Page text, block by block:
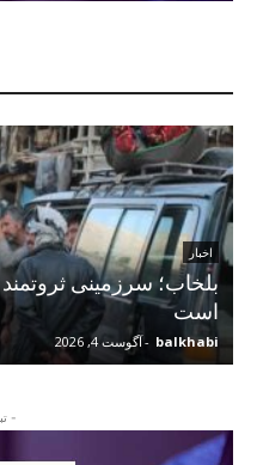
اخبار
بلخاب؛ سرزمینی
است
balkhabi
-آگوست 4, 2026
-